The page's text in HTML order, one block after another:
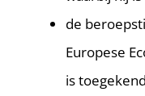
de
Europese
is